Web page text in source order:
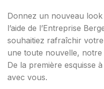
Donnez un nouveau
l’aide de l’Entreprise
souhaitiez rafraîchir
une toute nouvelle, notre
De la première esquisse
avec vous.